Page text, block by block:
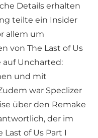
Details erhalten
teilte ein Insider
allem um
von The Last of Us
auf Uncharted:
und mit
war Speclizer
über den Remake
der im
of Us Part I